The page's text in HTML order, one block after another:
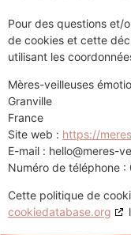
Pour des questions et/
de cookies et cette
utilisant les
Mères-veilleuses
Granville
France
Site web : https://
E-mail : hello@meres-
Numéro de téléphone
Cette politique de
cookiedatabase.org